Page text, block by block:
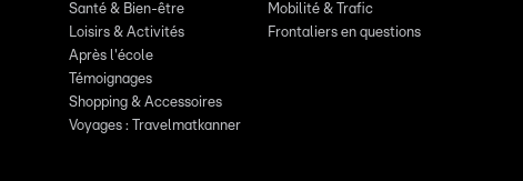
Santé & Bien-être
Loisirs & Activités
Après l'école
Témoignages
Shopping & Accessoires
Voyages : Travelmatkanner
Mobilité & Trafic
Frontaliers en questions